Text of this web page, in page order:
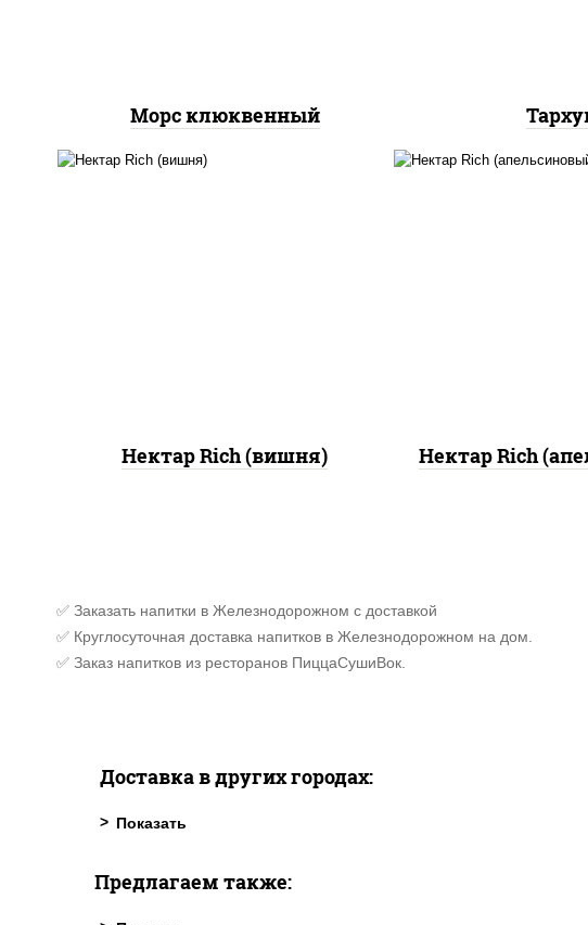
Морс клюквенный
Нектар Rich (вишня) Нектар Rich
✅ Заказать напитки в Железнодорожном с доставкой
✅ Круглосуточная доставка напитков в Железнодорожном на дом.
✅ Заказ напитков из ресторанов ПиццаСушиВок.
Доставка в других городах:
Предлагаем также: